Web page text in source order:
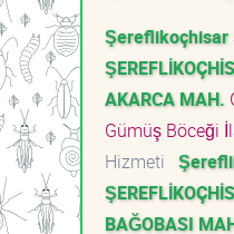
Şereflikoçhisar
AKARCA MAH.
Gümüş Böceği
Hizmeti
BAĞOBASI